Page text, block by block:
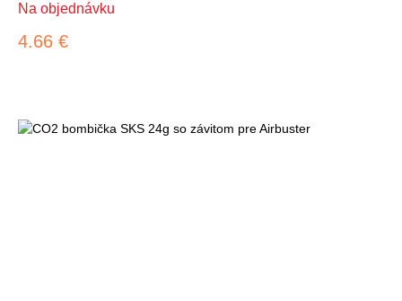
Na objednávku
4.66 €